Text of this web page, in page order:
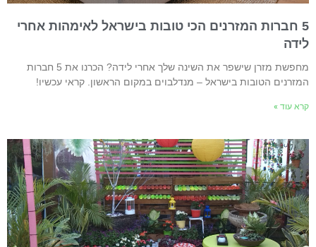
5 חברות המזרנים הכי טובות בישראל לאימהות אחרי
מחפשת מזרן שישפר את השינה שלך אחרי לידה? הכרנו את 5 חברות
הטובות בישראל – מנדלבוים במקום הראשון. קראי עכשיו!
עוד »